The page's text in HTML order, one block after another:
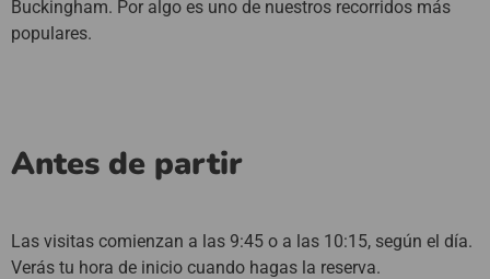
Buckingham. Por algo es uno de nuestros recorridos más
populares.
Antes de partir
Las visitas comienzan a las 9:45 o a las 10:15, según el día.
Verás tu hora de inicio cuando hagas la reserva.